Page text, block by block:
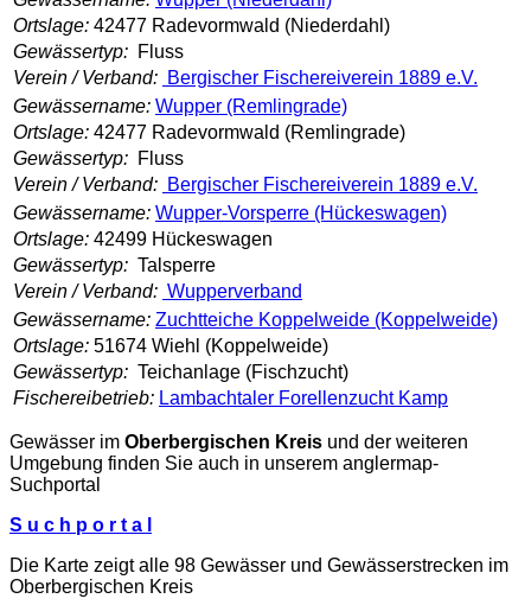
Ortslage: 42477 Radevormwald (Niederdahl)
Gewässertyp: Fluss
Verein / Verband: Bergischer Fischereiverein 1889 e.V.
Gewässername: Wupper (Remlingrade)
Ortslage: 42477 Radevormwald (Remlingrade)
Gewässertyp: Fluss
Verein / Verband: Bergischer Fischereiverein 1889 e.V.
Gewässername: Wupper-Vorsperre (Hückeswagen)
Ortslage: 42499 Hückeswagen
Gewässertyp: Talsperre
Verein / Verband: Wupperverband
Gewässername: Zuchtteiche Koppelweide (Koppelweide)
Ortslage: 51674 Wiehl (Koppelweide)
Gewässertyp: Teichanlage (Fischzucht)
Fischereibetrieb: Lambachtaler Forellenzucht Kamp
Gewässer im Oberbergischen Kreis und der weiteren
Umgebung finden Sie auch in unserem anglermap-
Suchportal
S u c h p o r t a l
Die Karte zeigt alle 98 Gewässer und Gewässerstrecken im
Oberbergischen Kreis